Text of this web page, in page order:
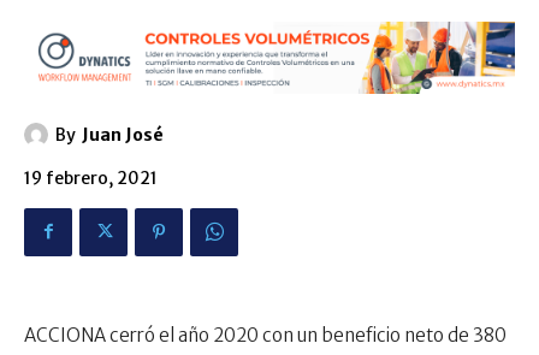
By Juan José
19 febrero, 2021
ACCIONA cerró el año 2020 con un beneficio neto de 380